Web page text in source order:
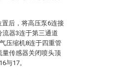
后，将高压泵6连接
器3连于第三通道
压缩机8连于四重管
量传感器关闭喷头顶
与17。